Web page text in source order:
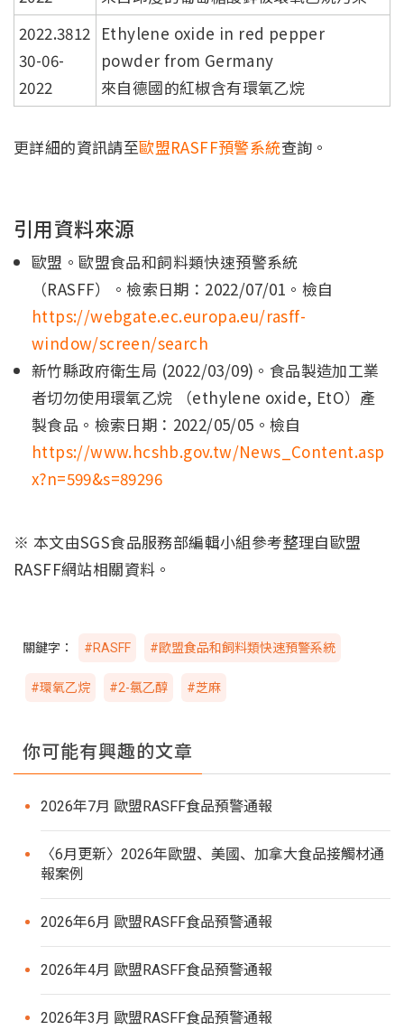
2022.3812
30-06-
2022
Ethylene oxide in red pepper
powder from Germany
來自德國的紅椒含有環氧乙烷
更詳細的資訊請至歐盟RASFF預警系統查詢。
引用資料來源
歐盟。歐盟食品和飼料類快速預警系統
（RASFF）。檢索日期：2022/07/01。檢自
https://webgate.ec.europa.eu/rasff-
window/screen/search
新竹縣政府衛生局 (2022/03/09)。食品製造加工業
者切勿使用環氧乙烷 （ethylene oxide, EtO）產
製食品。檢索日期：2022/05/05。檢自
https://www.hcshb.gov.tw/News_Content.asp
x?n=599&s=89296
※ 本文由SGS食品服務部編輯小組參考整理自歐盟
RASFF網站相關資料。
關鍵字： #RASFF #歐盟食品和飼料類快速預警系統
#環氧乙烷 #2-氯乙醇 #芝麻
你可能有興趣的文章
2026年7月 歐盟RASFF食品預警通報
〈6月更新〉2026年歐盟、美國、加拿大食品接觸材通
報案例
2026年6月 歐盟RASFF食品預警通報
2026年4月 歐盟RASFF食品預警通報
2026年3月 歐盟RASFF食品預警通報